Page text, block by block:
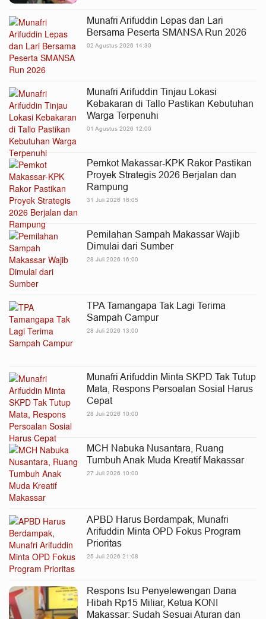
Munafri Arifuddin Lepas dan Lari
Bersama Peserta SMANSA Run 2026
02 Agustus 2026 14:30
Munafri Arifuddin Tinjau Lokasi
Kebakaran di Tallo Pastikan Kebutuhan
Warga Terpenuhi
01 Agustus 2026 12:00
Pemkot Makassar-KPK Rakor Pastikan
Proyek Strategis 2026 Berjalan dan
Rampung
31 Juli 2026 16:05
Pemilahan Sampah Makassar Wajib
Dimulai dari Sumber
28 Juli 2026 16:00
TPA Tamangapa Tak Lagi Terima
Sampah Campur
28 Juli 2026 13:00
Munafri Arifuddin Minta SKPD Tak Tutup
Mata, Respons Persoalan Sosial Harus
Cepat
28 Juli 2026 10:00
MCH Nabuka Nusantara, Ruang
Tumbuh Anak Muda Kreatif Makassar
27 Juli 2026 10:00
APBD Harus Berdampak, Munafri
Arifuddin Minta OPD Fokus Program
Prioritas
25 Juli 2026 21:08
Respons Isu Penyelewengan Dana
Hibah Rp15 Miliar, Ketua KONI
Makassar: Sudah Sesuai Aturan dan